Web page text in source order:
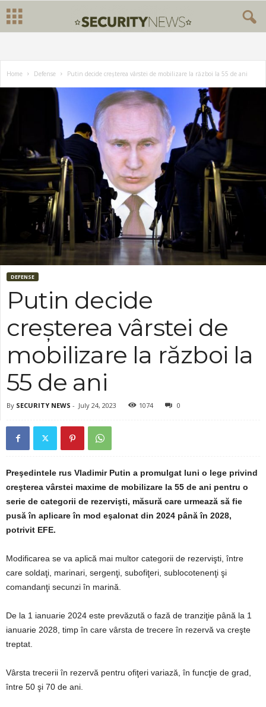
Home Defense Putin decide creșterea vârstei de mobilizare la război la 55 de ani
DEFENSE
Putin decide
creșterea vârstei de
mobilizare la război la
55 de ani
By SECURITY NEWS - July 24, 2023 1074 0
Preşedintele rus Vladimir Putin a promulgat luni o lege privind
creşterea vârstei maxime de mobilizare la 55 de ani pentru o
serie de categorii de rezervişti, măsură care urmează să fie
pusă în aplicare în mod eşalonat din 2024 până în 2028,
potrivit EFE.
Modificarea se va aplică mai multor categorii de rezervişti, între
care soldaţi, marinari, sergenţi, subofiţeri, sublocotenenţi şi
comandanţi secunzi în marină.
De la 1 ianuarie 2024 este prevăzută o fază de tranziţie până la 1
ianuarie 2028, timp în care vârsta de trecere în rezervă va creşte
treptat.
Vârsta trecerii în rezervă pentru ofiţeri variază, în funcţie de grad,
între 50 şi 70 de ani.